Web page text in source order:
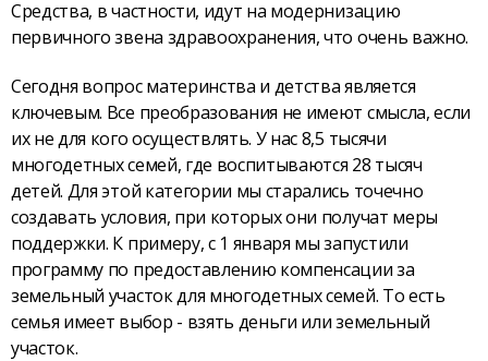
Средства, в частности, идут на модернизацию
первичного звена здравоохранения, что очень важно.
Сегодня вопрос материнства и детства является
ключевым. Все преобразования не имеют смысла, если
их не для кого осуществлять. У нас 8,5 тысячи
многодетных семей, где воспитываются 28 тысяч
детей. Для этой категории мы старались точечно
создавать условия, при которых они получат меры
поддержки. К примеру, с 1 января мы запустили
программу по предоставлению компенсации за
земельный участок для многодетных семей. То есть
семья имеет выбор - взять деньги или земельный
участок.